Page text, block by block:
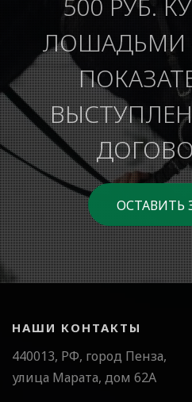
500 РУБ.
ЛОШАДЬМИ -
ОСТАВИТЬ
НАШИ КОНТАКТЫ
440013, РФ, город Пенза,
улица Марата, дом 62А